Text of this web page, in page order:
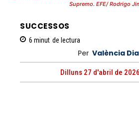
Supremo. EFE/ Rodrigo
SUCCESSOS
6 minut de lectura
Per València
Dilluns 27 d'abril de